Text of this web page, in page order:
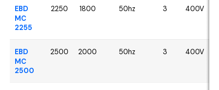
EBD
MC
2255
2250 1800 50hz 3 400V
EBD
MC
2500
2500 2000 50hz 3 400V